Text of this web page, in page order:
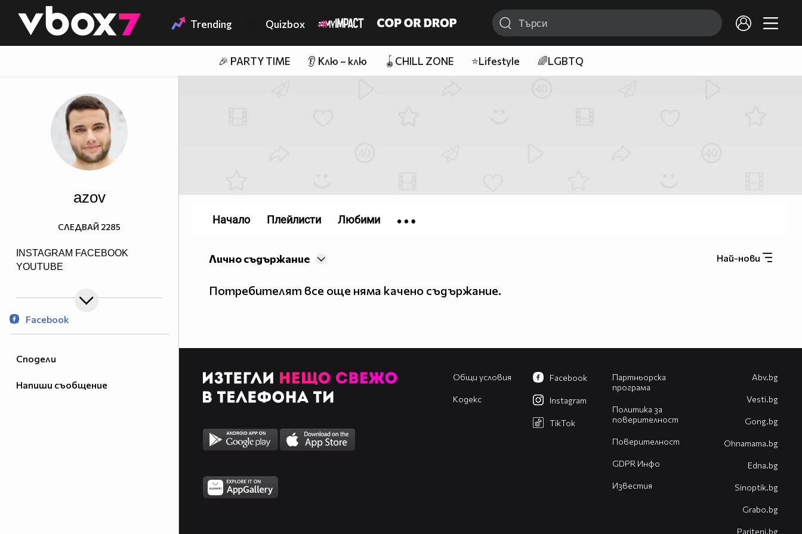
👾 Trending Quizbox
🎉 PARTY TIME 👂 Клю – клю 🪀CHILL ZONE ⭐Lifestyle 🌈LGBTQ
Сподели
Напиши съобщение
azov
INSTAGRAM FACEBOOK
YOUTUBE
СЛЕДВАЙ 2285
Facebook
Най-нови
Лично съдържание
Потребителят все още няма качено съдържание.
Начало Плейлисти Любими
Общи условия
Кодекс
Партньорска
програма
Политика за
поверителност
Поверителност
GDPR Инфо
Известия
Facebook
Instagram
TikTok
Abv.bg
Vesti.bg
Gong.bg
Оhnamama.bg
Edna.bg
Sinoptik.bg
Grabo.bg
Pariteni.bg